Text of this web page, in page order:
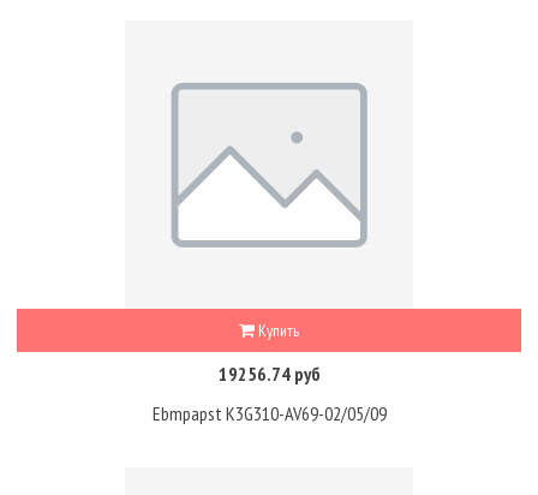
Купить
19256.74 руб
Ebmpapst K3G310-AV69-02/05/09